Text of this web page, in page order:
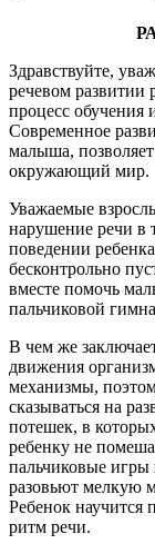
Здравствуйте,
речевом развитии
процесс обучения
Современное
малыша,
окружающий мир.
Уважаемые
нарушение речи в
поведении
бесконтрольно
вместе помочь
пальчиковой
В чем же
движения
механизмы,
сказываться на
потешек, в
ребенку не
пальчиковые игры
разовьют мелкую
Ребенок
ритм речи.